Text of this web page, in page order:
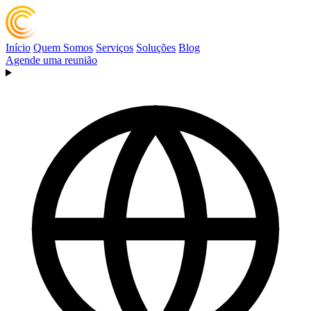
Início Quem Somos Serviços Soluções Blog
Agende uma reunião